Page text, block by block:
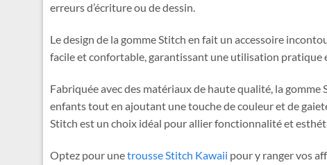
erreurs d’écriture ou de dessin.
Le design de la gomme Stitch en fait un accessoire
facile et confortable, garantissant une utilisation pratique
Fabriquée avec des matériaux de haute qualité, la
enfants tout en ajoutant une touche de couleur et de
Stitch est un choix idéal pour allier fonctionnalité et
Optez pour unetrousse Stitch Kawaii pour y ranger vos